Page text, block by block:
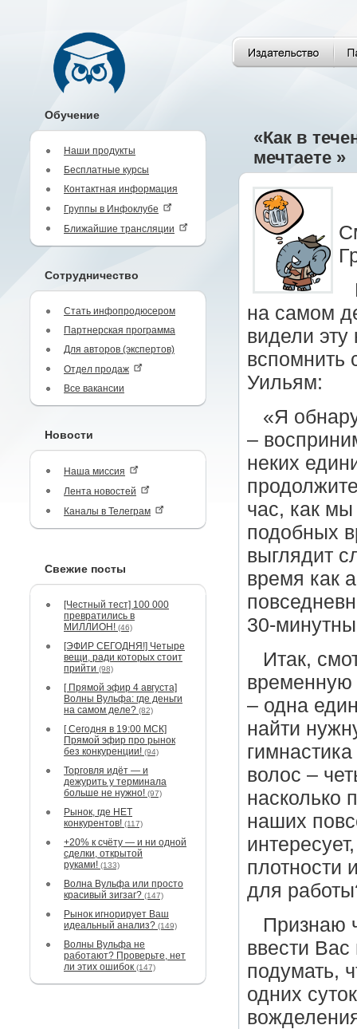
Обучение
Наши продукты
Бесплатные курсы
Контактная информация
Группы в Инфоклубе
Ближайшие трансляции
Сотрудничество
Стать инфопродюсером
Партнерская программа
Для авторов (экспертов)
Отдел продаж
Все вакансии
Новости
Наша миссия
Лента новостей
Каналы в Телеграм
Свежие посты
[Честный тест] 100 000
превратились в
МИЛЛИОН! (46)
[ЭФИР СЕГОДНЯ!] Четыре
вещи, ради которых стоит
прийти (98)
[ Прямой эфир 4 августа]
Волны Вульфа: где деньги
на самом деле? (82)
[ Сегодня в 19:00 МСК]
Прямой эфир про рынок
без конкуренции! (94)
Торговля идёт — и
дежурить у терминала
больше не нужно! (97)
Рынок, где НЕТ
конкурентов! (117)
+20% к счёту — и ни одной
сделки, открытой
руками! (133)
Волна Вульфа или просто
красивый зигзаг? (147)
Рынок игнорирует Ваш
идеальный анализ? (149)
Волны Вульфа не
работают? Проверьте, нет
ли этих ошибок (147)
«Как в
мечтаете »
на самом
видели эту
вспомнить
Уильям:
«Я
–
неких
час, как
подобных
выглядит
время как
30-
Итак,
временную
– одна
найти
волос –
насколько
наших
плотности
для
Признаю
ввести
подумать,
одних